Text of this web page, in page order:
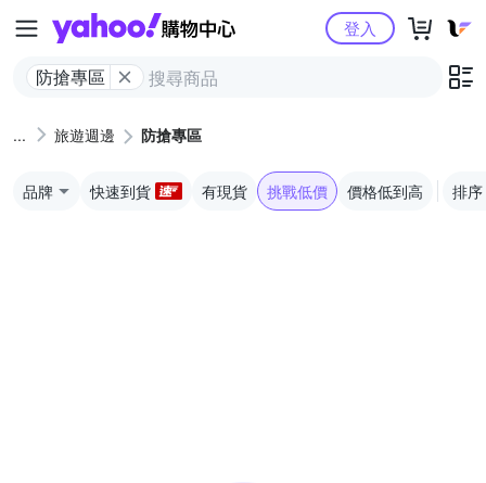
Yahoo購物中心
防搶專區
登入
旅遊週邊 防搶專區
品牌 快速到貨 有現貨 挑戰低價 價格低到高 排序